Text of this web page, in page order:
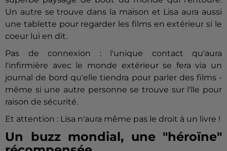
Un autre se trouve dans la maison et Lisa aura aussi
une tablette pour regarder les films en extérieur si le
coeur lui en dit.
Pas de connexion : l'unique contact qu'aura
l'infirmière avec le monde extérieur se fera via un
journal de bord qu'elle tiendra pour parler des films -
même si une autre personne se trouve sur l'île pour
raison de sécurité.
Et attention : Lisa n'aura même pas le droit à un livre !
Un buzz mondial, une "héroïne"